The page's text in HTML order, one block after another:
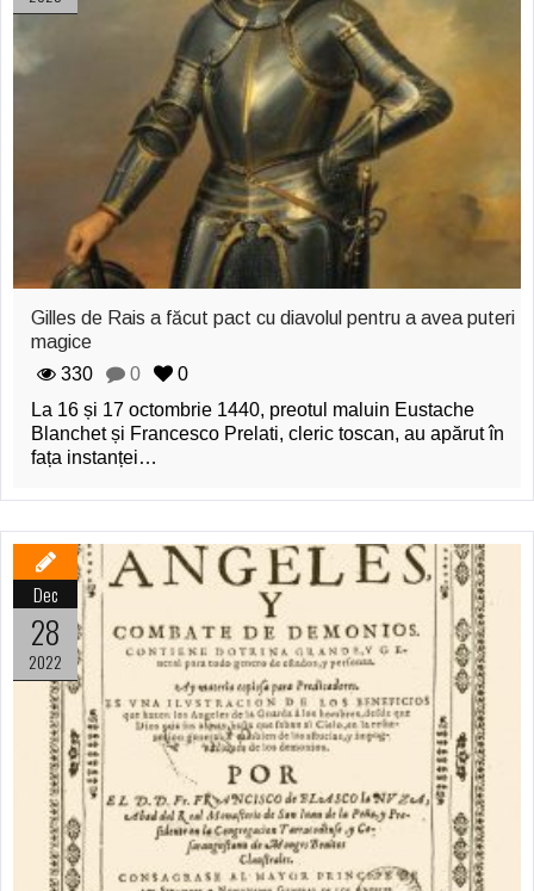
Gilles de Rais a făcut pact cu diavolul pentru a avea puteri
magice
330
0
0
La 16 și 17 octombrie 1440, preotul maluin Eustache
Blanchet și Francesco Prelati, cleric toscan, au apărut în
fața instanței…
Dec
28
2022